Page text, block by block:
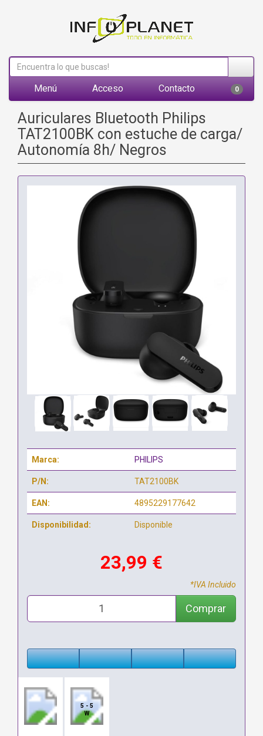
Menú Acceso Contacto 0
Auriculares Bluetooth Philips
TAT2100BK con estuche de carga/
Autonomía 8h/ Negros
Marca: PHILIPS
P/N: TAT2100BK
EAN: 4895229177642
Disponibilidad: Disponible
23,99 €
*IVA Incluido
Comprar
5 - 5
W